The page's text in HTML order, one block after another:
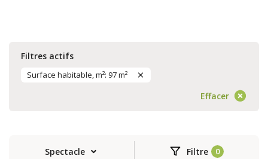
Filtres actifs
Surface habitable, m²: 97 m²
Effacer
Spectacle Filtre